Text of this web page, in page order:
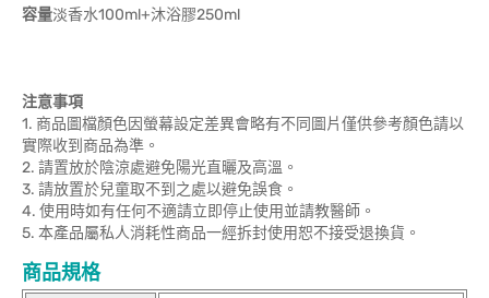
容量淡香水100ml+沐浴膠250ml
注意事項
1. 商品圖檔顏色因螢幕設定差異會略有不同圖片僅供參考顏色請以
實際收到商品為準。
2. 請置放於陰涼處避免陽光直曬及高溫。
3. 請放置於兒童取不到之處以避免誤食。
4. 使用時如有任何不適請立即停止使用並請教醫師。
5. 本產品屬私人消耗性商品一經拆封使用恕不接受退換貨。
商品規格